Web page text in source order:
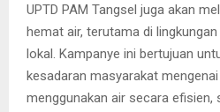
UPTD PAM Tangsel juga akan
hemat air, terutama di
lokal. Kampanye ini bertujuan
kesadaran masyarakat
menggunakan air secara